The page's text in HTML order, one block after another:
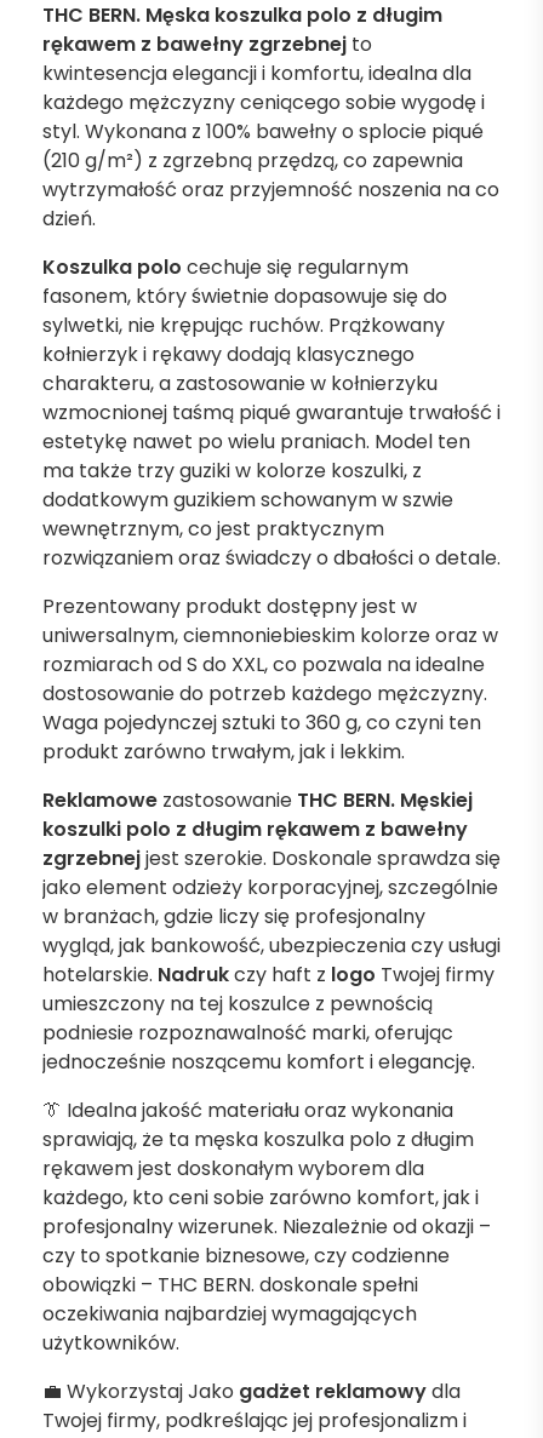
THC BERN. Męska koszulka polo z długim
rękawem z bawełny zgrzebnej to
kwintesencja elegancji i komfortu, idealna dla
każdego mężczyzny ceniącego sobie wygodę i
styl. Wykonana z 100% bawełny o splocie piqué
(210 g/m²) z zgrzebną przędzą, co zapewnia
wytrzymałość oraz przyjemność noszenia na co
dzień.
Koszulka polo cechuje się regularnym
fasonem, który świetnie dopasowuje się do
sylwetki, nie krępując ruchów. Prążkowany
kołnierzyk i rękawy dodają klasycznego
charakteru, a zastosowanie w kołnierzyku
wzmocnionej taśmą piqué gwarantuje trwałość i
estetykę nawet po wielu praniach. Model ten
ma także trzy guziki w kolorze koszulki, z
dodatkowym guzikiem schowanym w szwie
wewnętrznym, co jest praktycznym
rozwiązaniem oraz świadczy o dbałości o detale.
Prezentowany produkt dostępny jest w
uniwersalnym, ciemnoniebieskim kolorze oraz w
rozmiarach od S do XXL, co pozwala na idealne
dostosowanie do potrzeb każdego mężczyzny.
Waga pojedynczej sztuki to 360 g, co czyni ten
produkt zarówno trwałym, jak i lekkim.
Reklamowe zastosowanie THC BERN. Męskiej
koszulki polo z długim rękawem z bawełny
zgrzebnejjest szerokie. Doskonale sprawdza się
jako element odzieży korporacyjnej, szczególnie
w branżach, gdzie liczy się profesjonalny
wygląd, jak bankowość, ubezpieczenia czy usługi
hotelarskie. Nadrukczy haft z logo Twojej firmy
umieszczony na tej koszulce z pewnością
podniesie rozpoznawalność marki, oferując
jednocześnie noszącemu komfort i elegancję.
👔 Idealna jakość materiału oraz wykonania
sprawiają, że ta męska koszulka polo z długim
rękawem jest doskonałym wyborem dla
każdego, kto ceni sobie zarówno komfort, jak i
profesjonalny wizerunek. Niezależnie od okazji –
czy to spotkanie biznesowe, czy codzienne
obowiązki – THC BERN. doskonale spełni
oczekiwania najbardziej wymagających
użytkowników.
💼 Wykorzystaj Jako gadżet reklamowydla
Twojej firmy, podkreślając jej profesjonalizm i